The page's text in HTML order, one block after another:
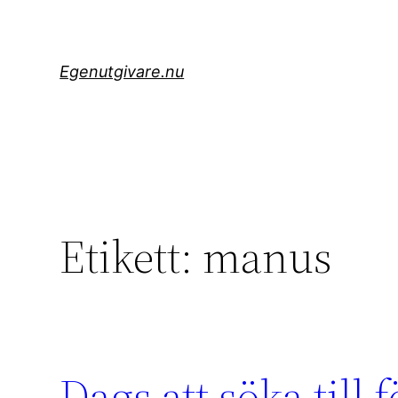
Egenutgivare.nu
Etikett: manus